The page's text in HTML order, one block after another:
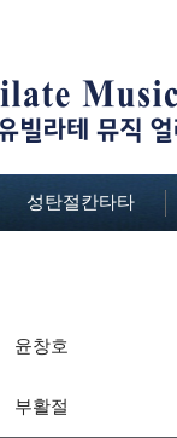
성탄절칸타타
윤창호
부활절